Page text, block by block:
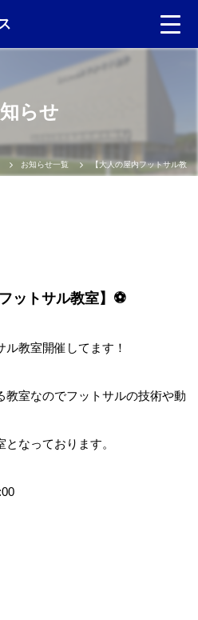
Language
日本語
らせ
お知らせ一覧 【大人の屋内フットサル教室
ットサル教室】⚽
教室開催してます！
教室なのでフットサルの技術や動
なっております。